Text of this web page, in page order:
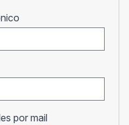
por mail